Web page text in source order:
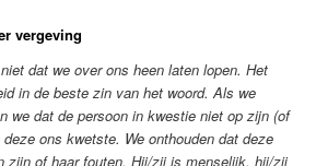
vergeving
dat we over ons heen laten lopen. Het
in de beste zin van het woord. Als we
we dat de persoon in kwestie niet op zijn (of
ons kwetste. We onthouden dat deze
zijn of haar fouten. Hij/zij is menselijk, hij/zij